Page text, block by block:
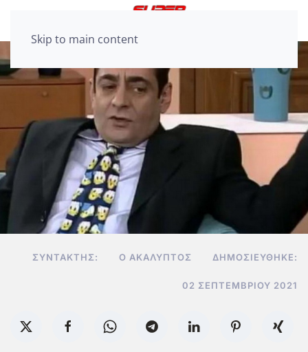
Skip to main content
ΣΥΝΤΆΚΤΗΣ: Ο ΑΚΆΛΥΠΤΟΣ ΔΗΜΟΣΙΕΎΘΗΚΕ:
02 ΣΕΠΤΕΜΒΡΊΟΥ 2021